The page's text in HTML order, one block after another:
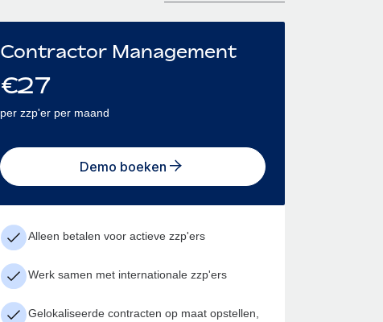
Contractor Management
€27
per zzp'er per maand
Demo boeken
Alleen betalen voor actieve zzp'ers
Werk samen met internationale zzp'ers
Gelokaliseerde contracten op maat opstellen,